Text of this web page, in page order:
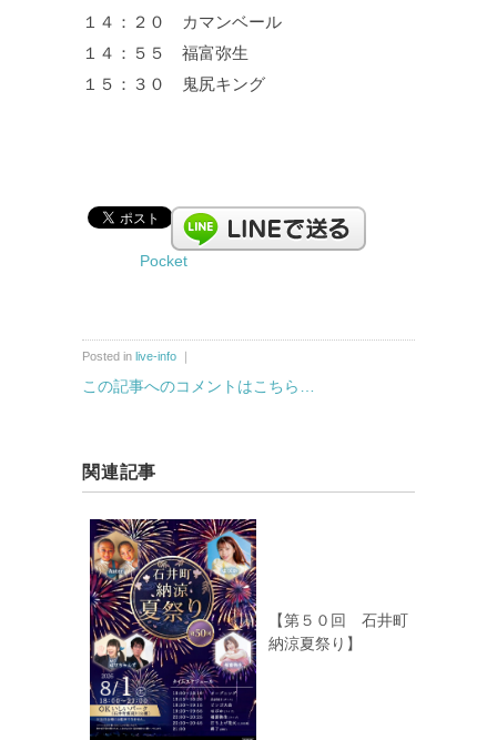
１４：２０ カマンベール
１４：５５ 福富弥生
１５：３０ 鬼尻キング
Pocket
Posted in live-info ｜
この記事へのコメントはこちら…
関連記事
【第５０回 石井町
納涼夏祭り】